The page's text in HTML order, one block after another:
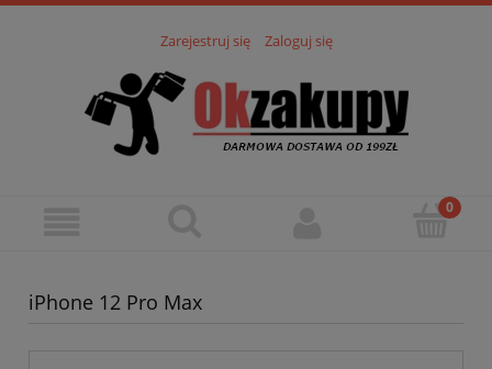
Zarejestruj się Zaloguj się
iPhone 12 Pro Max